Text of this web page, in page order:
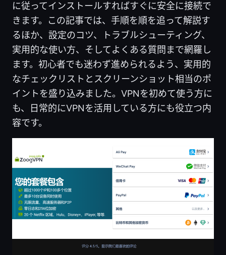
に従ってインストールすればすぐに安全に接続で
きます。この記事では、手順を順を追って解説す
るほか、設定のコツ、トラブルシューティング、
実用的な使い方、そしてよくある質問まで網羅し
ます。初心者でも迷わず進められるよう、実用的
なチェックリストとスクリーンショット相当のポ
イントを盛り込みました。VPNを初めて使う方に
も、日常的にVPNを活用している方にも役立つ内
容です。